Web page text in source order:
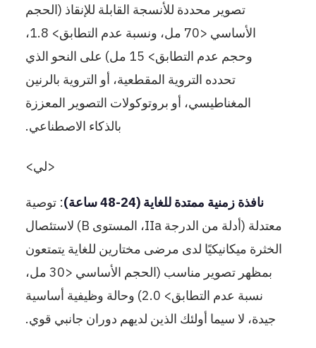
تصوير محددة للأنسجة القابلة للإنقاذ (الحجم
الأساسي <70 مل، ونسبة عدم التطابق> 1.8،
وحجم عدم التطابق> 15 مل) على النحو الذي
تحدده التروية المقطعية، أو التروية بالرنين
المغناطيسي، أو بروتوكولات التصوير المعززة
بالذكاء الاصطناعي.
<لي>
نافذة زمنية ممتدة للغاية (24-48 ساعة)
: توصية
معتدلة (أدلة من الدرجة IIa، المستوى B) لاستئصال
الخثرة ميكانيكيًا لدى مرضى مختارين للغاية يتمتعون
بمظهر تصوير مناسب (الحجم الأساسي <30 مل،
نسبة عدم التطابق> 2.0) وحالة وظيفية أساسية
جيدة، لا سيما أولئك الذين لديهم دوران جانبي قوي.